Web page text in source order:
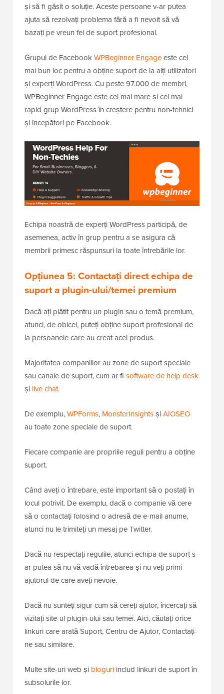
și să fi găsit o soluție. Aceste persoane v-ar putea
ajuta să rezolvați problema fără a fi nevoit să vă
bazați pe vreun fel de suport profesional.
Grupul de FacebookWPBeginner Engageeste cel
mai bun loc pentru a obține suport de la alți utilizatori
și experți WordPress. Cu peste 97.000 de membri,
WPBeginner Engage este cel mai mare și cel mai
rapid grup WordPress în creștere pentru non-tehnici
și începători pe Facebook.
Echipa noastră de experți WordPress participă, de
asemenea, activ în grup pentru a se asigura că
membrii primesc răspunsuri la toate întrebările lor.
Opțiunea 5: Contactați direct echipa de
suport a plugin-ului/temei premium
Dacă ați plătit pentru un plugin sau o temă premium,
atunci, de obicei, puteți obține suport profesional de
la persoanele care au creat acel produs.
Majoritatea companiilor au zone de suport speciale
sau canale de suport, cum ar fi software de help desk
și live chat.
De exemplu,WPForms, MonsterInsightsșiAIOSEO
au toate zone speciale de suport.
Fiecare companie are propriile reguli pentru a obține
suport.
Când aveți o întrebare, este important să o postați în
locul potrivit. De exemplu, dacă o companie vă cere
să o contactați folosind o adresă de e-mail anume,
atunci nu le trimiteți un mesaj pe Twitter.
Dacă nu respectați regulile, atunci echipa de suport s-
ar putea să nu vă vadă întrebarea și nu veți primi
ajutorul de care aveți nevoie.
Dacă nu sunteți sigur cum să cereți ajutor, încercați să
vizitați site-ul plugin-ului sau temei. Aici, căutați orice
linkuri care arată Suport, Centru de Ajutor, Contactați-
ne sau similare.
Multe site-uri web și bloguri includ linkuri de suport în
subsolurile lor.